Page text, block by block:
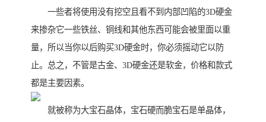
一些者将使用没有挖空且看不到内部凹陷的3D硬金
来掺杂它一些铁丝、铜线和其他东西可能会被里面以重
量，所以当你以后购买3D硬金时，你必须摇动它以防
止。总之，不管是古金、3D硬金还是软金，价格和款式
都是主要因素。
就被称为大宝石晶体，宝石硬而脆宝石是单晶体，